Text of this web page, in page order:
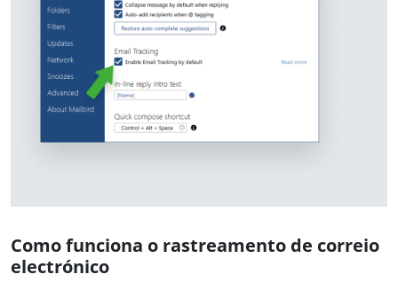
Como funciona o rastreamento de correio
electrónico